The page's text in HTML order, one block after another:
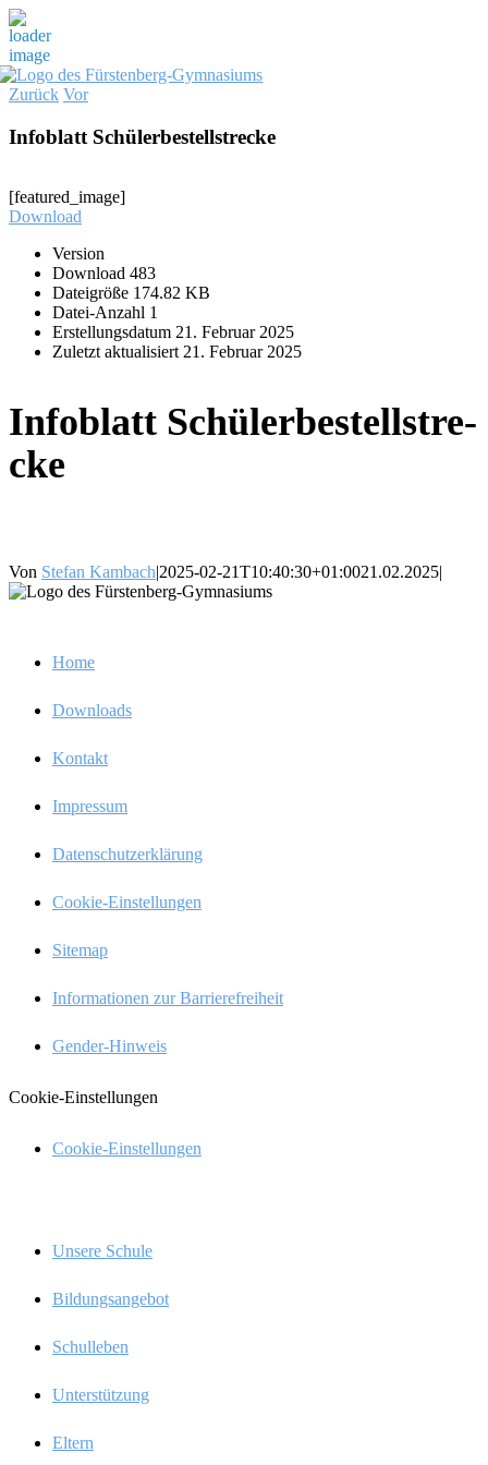
Zum
Inhalt
Zurück Vor
Infoblatt Schüler­be­stell­stre­cke
[featured_image]
Download
Version
Download 483
Datei­grö­ße 174.82 KB
Datei-Anzahl 1
Erstel­lungs­da­tum 21. Febru­ar 2025
Zuletzt aktua­li­siert21. Febru­ar 2025
Infoblatt Schüler­be­stell­stre­
cke
Von Stefan Kambach|2025-02-21T10:40:30+01:0021.02.2025|
Home
Downloads
Kontakt
Impres­sum
Daten­schutz­er­klä­rung
Cookie-Einstel­­lun­­gen
Sitemap
Infor­ma­tio­nen zur Barrierefreiheit
Gender-Hinweis
Cookie-Einstel­lun­gen
Cookie-Einstel­­lun­­gen
Unsere Schule
Bildungs­an­ge­bot
Schul­le­ben
Unter­stüt­zung
Eltern